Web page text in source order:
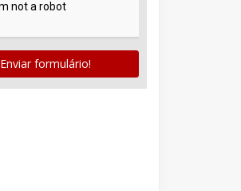
Enviar formulário!